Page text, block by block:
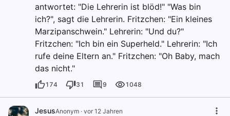
antwortet: "Die Lehrerin ist blöd!" "Was bin
ich?", sagt die Lehrerin. Fritzchen: "Ein kleines
Marzipanschwein." Lehrerin: "Und du?"
Fritzchen: "Ich bin ein Superheld." Lehrerin: "Ich
rufe deine Eltern an." Fritzchen: "Oh Baby, mach
das nicht."
174 31 9 1048
JesusAnonym · vor 12 Jahren